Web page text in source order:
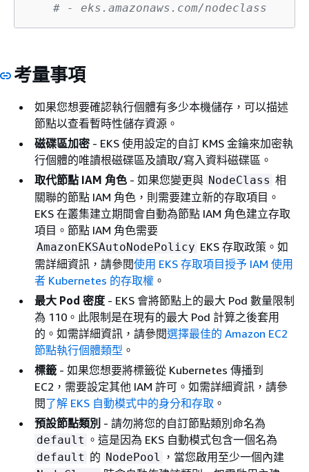
# - eks.amazonaws.com/nodeclass
考量事項
如果您想要確認執行個體有多少本機儲存，可以描述
節點以查看暫時性儲存資源。
磁碟區加密 - EKS 使用設定的自訂 KMS 金鑰來加密執
行個體的唯讀根磁碟區及讀取/寫入資料磁碟區。
取代節點 IAM 角色 - 如果您變更與 NodeClass 相
關聯的節點 IAM 角色，則需要建立新的存取項目。
EKS 在叢集建立期間會自動為節點 IAM 角色建立存取
項目。節點 IAM 角色需要
AmazonEKSAutoNodePolicy EKS 存取政策。如
需詳細資訊，請參閱使用 EKS 存取項目授予 IAM 使用
者 Kubernetes 的存取權 。
最大 Pod 密度 - EKS 會將節點上的最大 Pod 數量限制
為 110。此限制是在現有的最大 Pod 計算之後套用
的。如需詳細資訊，請參閱選擇最佳的 Amazon EC2
節點執行個體類型 。
標籤 - 如果您想要將標籤從 Kubernetes 傳播到
EC2，需要設定其他 IAM 許可。如需詳細資訊，請參
閱了解 EKS 自動模式中的身分和存取 。
預設節點類別 - 請勿將您的自訂節點類別命名為
default 。這是因為 EKS 自動模式包含一個名為
default 的 NodePool ，當您啟用至少一個內建